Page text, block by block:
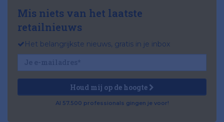
Mis niets van het laatste
retailnieuws
Het belangrijkste nieuws, gratis in je inbox
Houd mij op de hoogte
Al 57.500 professionals gingen je voor!